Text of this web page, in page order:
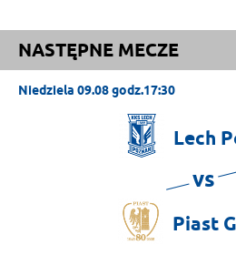
NASTĘPNE MECZE
Niedziela 09.08 godz.17:30
Lech
vs
Piast